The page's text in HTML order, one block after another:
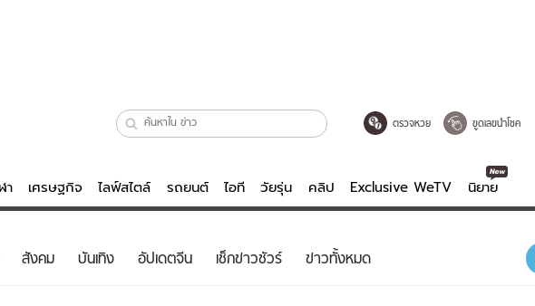
ตรวจหวย ขูดเลขนำโชค
า เศรษฐกิจ ไลฟ์สไตล์ รถยนต์ ไอที วัยรุ่น คลิป Exclusive WeTV นิยาย
วจหวย ไลฟ์สไตล์ บันเทิงครบรส
สังคม บันเทิง อัปเดตจีน เช็กข่าวชัวร์ ข่าวทั้งหมด